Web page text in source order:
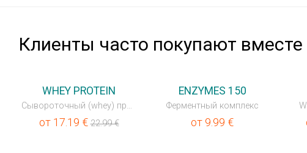
Клиенты часто покупают вместе
WHEY PROTEIN
Сывороточный (whey) протеин
от 17.19 €22.99€
ENZYMES 150
Ферментный комплекс
от 9.99 €